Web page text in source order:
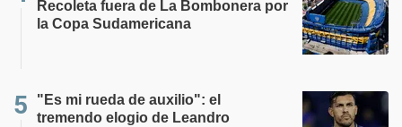
Recoleta fuera de La Bombonera por
la Copa Sudamericana
"Es mi rueda de auxilio": el
tremendo elogio de Leandro